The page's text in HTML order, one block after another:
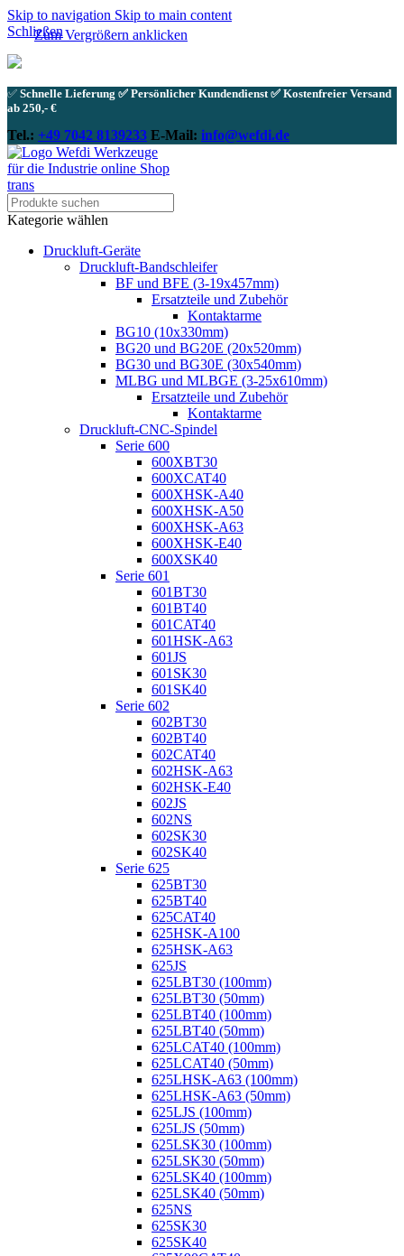
Skip to navigation Skip to main content
Schließen
✅ Schnelle Lieferung ✅ Persönlicher Kundendienst ✅ Kostenfreier Versand
ab 250,- €
Tel.: +49 7042 8139233 E-Mail: info@wefdi.de
Kategorie wählen
Druckluft-Geräte
Druckluft-Bandschleifer
BF und BFE (3-19x457mm)
Ersatzteile und Zubehör
Kontaktarme
BG10 (10x330mm)
BG20 und BG20E (20x520mm)
BG30 und BG30E (30x540mm)
MLBG und MLBGE (3-25x610mm)
Ersatzteile und Zubehör
Kontaktarme
Druckluft-CNC-Spindel
Serie 600
600XBT30
600XCAT40
600XHSK-A40
600XHSK-A50
600XHSK-A63
600XHSK-E40
600XSK40
Serie 601
601BT30
601BT40
601CAT40
601HSK-A63
601JS
601SK30
601SK40
Serie 602
602BT30
602BT40
602CAT40
602HSK-A63
602HSK-E40
602JS
602NS
602SK30
602SK40
Serie 625
625BT30
625BT40
625CAT40
625HSK-A100
625HSK-A63
625JS
625LBT30 (100mm)
625LBT30 (50mm)
625LBT40 (100mm)
625LBT40 (50mm)
625LCAT40 (100mm)
625LCAT40 (50mm)
625LHSK-A63 (100mm)
625LHSK-A63 (50mm)
625LJS (100mm)
625LJS (50mm)
625LSK30 (100mm)
625LSK30 (50mm)
625LSK40 (100mm)
625LSK40 (50mm)
625NS
625SK30
625SK40
Zum Vergrößern anklicken